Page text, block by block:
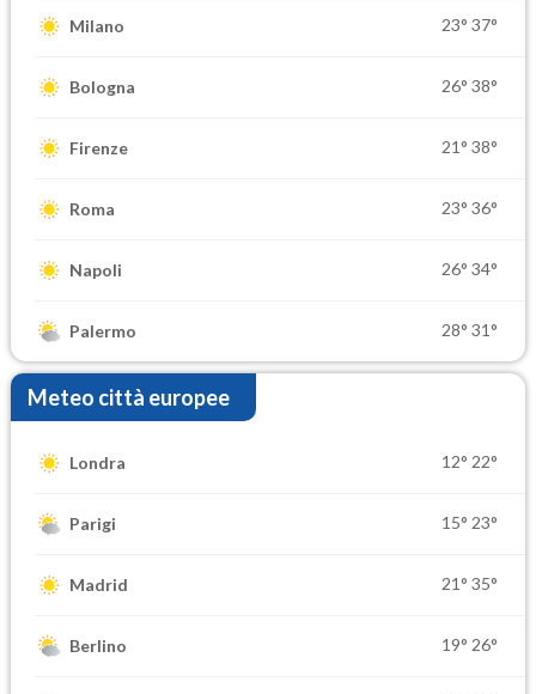
Milano 23° 37°
Bologna 26° 38°
Firenze 21° 38°
Roma 23° 36°
Napoli 26° 34°
Palermo 28° 31°
Meteo città europee
Londra 12° 22°
Parigi 15° 23°
Madrid 21° 35°
Berlino 19° 26°